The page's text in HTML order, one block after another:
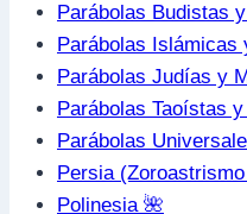
Parábolas Budistas
Parábolas Islámicas
Parábolas Judías y
Parábolas Taoístas
Parábolas
Persia
Polinesia 🌺